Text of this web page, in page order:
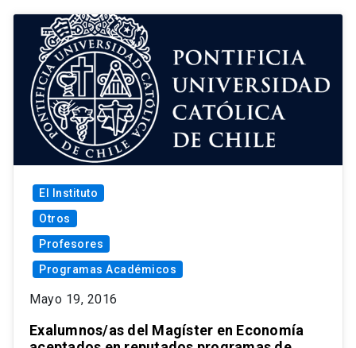
El Instituto
Otros
Profesores
Programas Académicos
Mayo 19, 2016
Exalumnos/as del Magíster en Economía